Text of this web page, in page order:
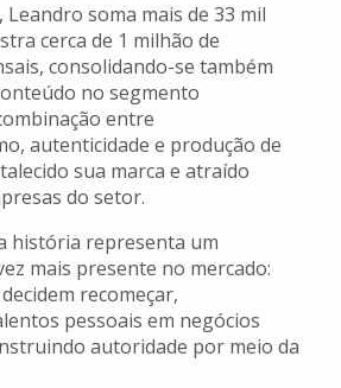
Leandro soma mais de 33 mil
cerca de 1 milhão de
consolidando-se também
no segmento
entre
autenticidade e produção de
sua marca e atraído
do setor.
história representa um
mais presente no mercado:
recomeçar,
pessoais em negócios
autoridade por meio da